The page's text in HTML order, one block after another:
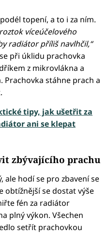
topení, a to i za ním.
víceúčelového
radiátor příliš navlhčil,“
při úklidu prachovka
z mikrovlákna a
Prachovka stáhne prach a
tipy, jak ušetřit za
ani se klepat
zbývajícího prachu
ale hodí se pro zbavení se
obtížnější se dostat výše
fén za radiátor
plný výkon. Všechen
setřít prachovkou